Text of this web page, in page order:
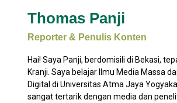
Thomas Panji
Reporter & Penulis Konten
Hai! Saya Panji, berdomisili di Bekasi,
Kranji. Saya belajar Ilmu Media Massa
Digital di Universitas Atma Jaya
sangat tertarik dengan media dan